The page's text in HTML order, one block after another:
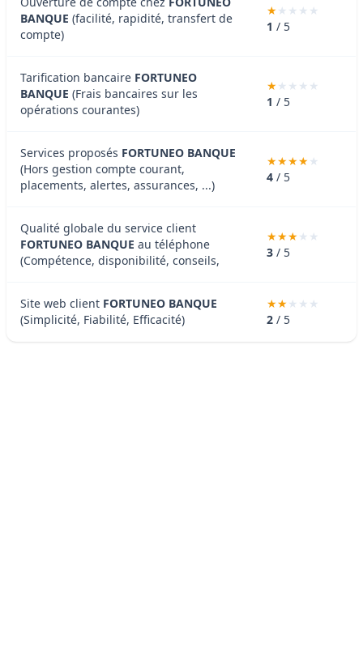
BANQUE (facilité, rapidité, transfert de
compte)
1 / 5
Tarification bancaire FORTUNEO
BANQUE (Frais bancaires sur les
opérations courantes)
1 / 5
Services proposés FORTUNEO BANQUE
(Hors gestion compte courant,
placements, alertes, assurances, ...)
4 / 5
Qualité globale du service client
FORTUNEO BANQUE au téléphone
(Compétence, disponibilité, conseils,
3 / 5
Site web client FORTUNEO BANQUE
(Simplicité, Fiabilité, Efficacité)
2 / 5